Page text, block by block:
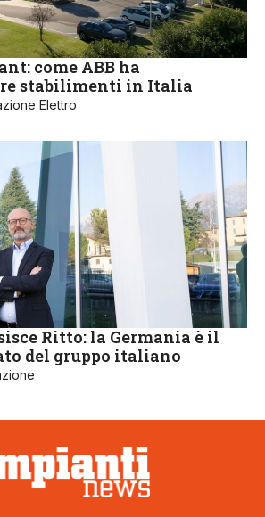
come ABB ha
stabilimenti in Italia
Elettro
Ritto: la Germania è il
del gruppo italiano